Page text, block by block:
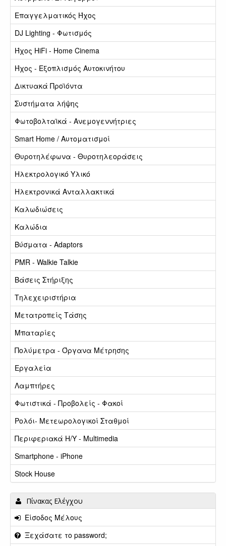
Επαγγελματικός Ήχος
DJ Lighting - Φωτισμός
Ήχος HiFi - Home Cinema
Ήχος - Εξοπλισμός Αυτοκινήτου
Δικτυακά Προϊόντα
Συστήματα λήψης
Φωτοβολταϊκά - Ανεμογεννήτριες
Smart Home / Αυτοματισμοί
Θυροτηλέφωνα - Θυροτηλεοράσεις
Ηλεκτρολογικό Υλικό
Ηλεκτρονικά Ανταλλακτικά
Καλωδιώσεις
Καλώδια
Βύσματα - Adaptors
PMR - Walkie Talkie
Βάσεις Στήριξης
Τηλεχειριστήρια
Μετατροπείς Τάσης
Μπαταρίες
Πολύμετρα - Όργανα Μέτρησης
Εργαλεία
Λαμπτήρες
Φωτιστικά - Προβολείς - Φακοί
Ρολόι- Μετεωρολογικοί Σταθμοί
Περιφεριακά Η/Υ - Multimedia
Smartphone - iPhone
Stock House
Πίνακας Ελέγχου
Είσοδος Μέλους
Ξεχάσατε το password;